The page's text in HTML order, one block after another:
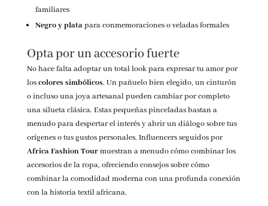
familiares
Negro y platapara conmemoraciones o veladas formales
Opta por un accesorio fuerte
No hace falta adoptar un total look para expresar tu amor por
loscolores simbólicos. Un pañuelo bien elegido, un cinturón
o incluso una joya artesanal pueden cambiar por completo
una silueta clásica. Estas pequeñas pinceladas bastan a
menudo para despertar el interés y abrir un diálogo sobre tus
orígenes o tus gustos personales. Influencers seguidos por
Africa Fashion Tourmuestran a menudo cómo combinar los
accesorios de la ropa, ofreciendo consejos sobre cómo
combinar la comodidad moderna con una profunda conexión
con la historia textil africana.